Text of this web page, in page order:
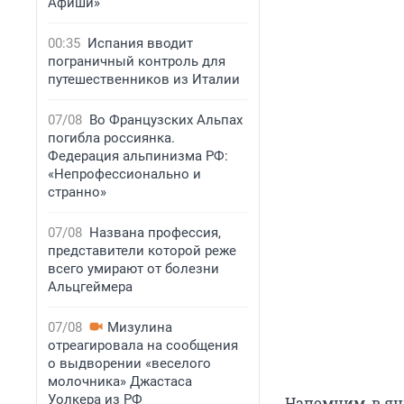
00:35 Испания вводит
пограничный контроль для
путешественников из Италии
07/08 Во Французских Альпах
погибла россиянка.
Федерация альпинизма РФ:
«Непрофессионально и
странно»
07/08 Названа профессия,
представители которой реже
всего умирают от болезни
Альцгеймера
07/08
Мизулина
отреагировала на сообщения
о выдворении «веселого
молочника» Джастаса
Уолкера из РФ